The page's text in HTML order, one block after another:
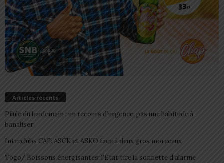
Articles récents
Pilule du lendemain : un recours d’urgence, pas une habitude à
banaliser
Interclubs CAF: ASCK et ASKO face à deux gros morceaux
Togo/ Boissons énergisantes: l’État tire la sonnette d’alarme